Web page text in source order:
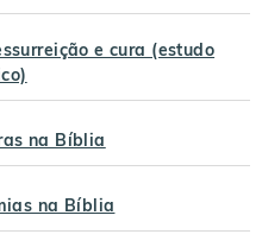
e cura (estudo
na Bíblia
na Bíblia